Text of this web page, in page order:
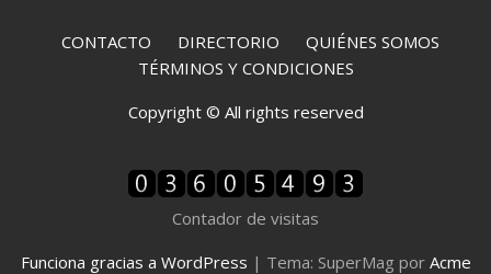
CONTACTO DIRECTORIO QUIÉNES SOMOS
TÉRMINOS Y CONDICIONES
Copyright © All rights reserved
Contador de visitas
Funciona gracias a WordPress | Tema: SuperMag por Acme